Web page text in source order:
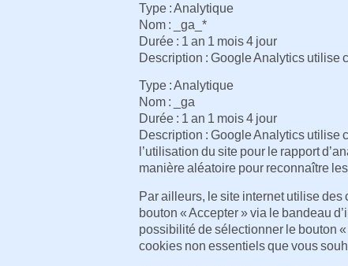
Type : Analytique
Nom : _ga_*
Durée : 1 an 1 mois 4 jour
Description : Google Analytics utilise
Type : Analytique
Nom : _ga
Durée : 1 an 1 mois 4 jour
Description : Google Analytics utilise
l’utilisation du site pour le rapport
manière aléatoire pour reconnaître
Par ailleurs, le site internet utilise
bouton « Accepter » via le bandeau
possibilité de sélectionner le bouton
cookies non essentiels que vous